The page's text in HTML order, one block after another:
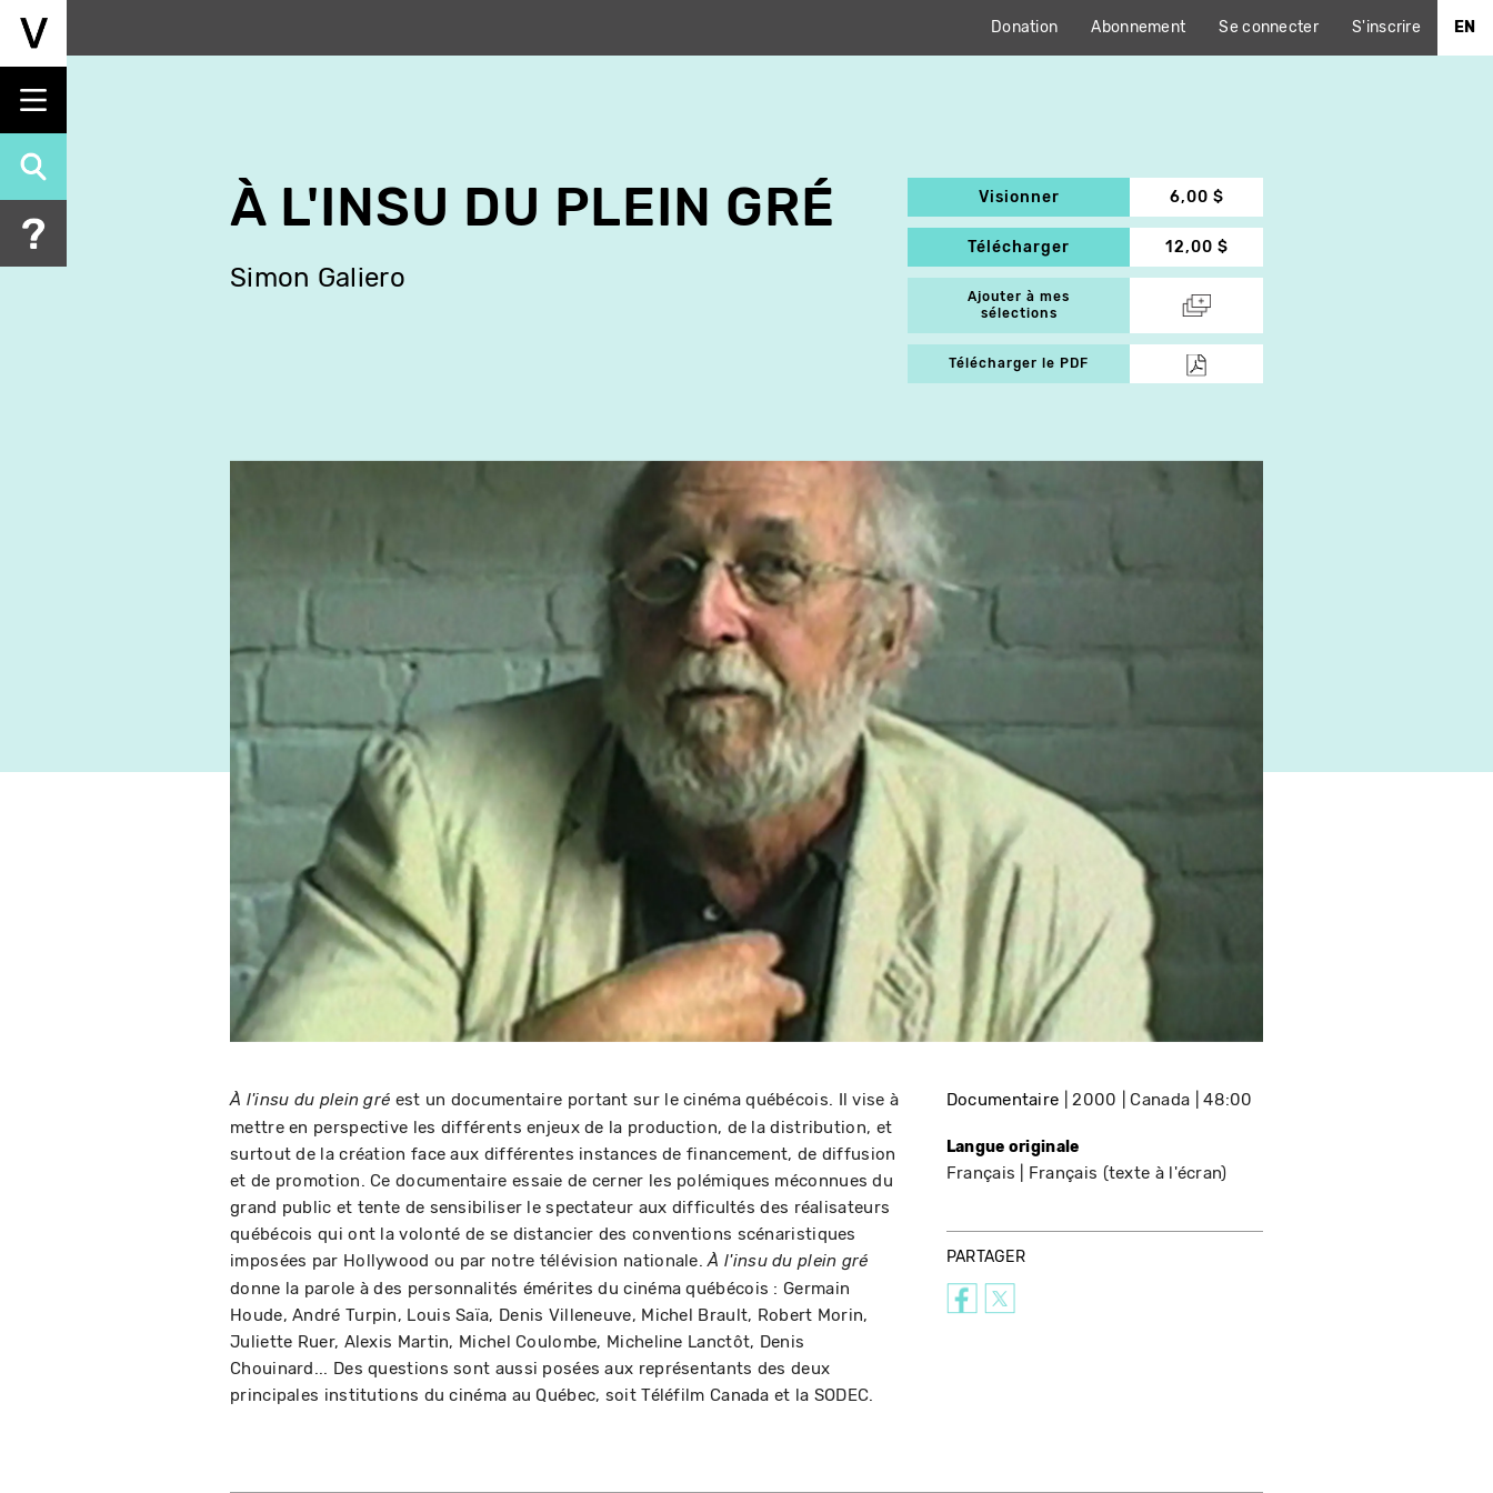
Aller
principal
Donation Abonnement Se connecter S'inscrire EN
À L'INSU DU PLEIN GRÉ
Simon Galiero
Visionner 6,00 $
Télécharger 12,00 $
Ajouter à mes
sélections
Télécharger le PDF
À l'insu du plein gré est un documentaire portant sur le cinéma québécois. Il vise à
mettre en perspective les différents enjeux de la production, de la distribution, et
surtout de la création face aux différentes instances de financement, de diffusion
et de promotion. Ce documentaire essaie de cerner les polémiques méconnues du
grand public et tente de sensibiliser le spectateur aux difficultés des réalisateurs
québécois qui ont la volonté de se distancier des conventions scénaristiques
imposées par Hollywood ou par notre télévision nationale.À l'insu du plein gré
donne la parole à des personnalités émérites du cinéma québécois : Germain
Houde, André Turpin, Louis Saïa, Denis Villeneuve, Michel Brault, Robert Morin,
Juliette Ruer, Alexis Martin, Michel Coulombe, Micheline Lanctôt, Denis
Chouinard... Des questions sont aussi posées aux représentants des deux
principales institutions du cinéma au Québec, soit Téléfilm Canada et la SODEC.
Documentaire 2000 Canada 48:00
Langue originale
Français Français (texte à l'écran)
PARTAGER